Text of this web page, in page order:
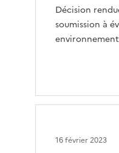
Décision
soumission à
16 février 2023